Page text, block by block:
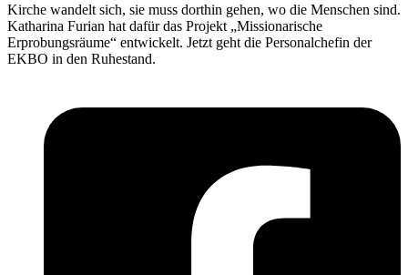
Kirche wandelt sich, sie muss dorthin gehen, wo die Menschen sind.
Katharina Furian hat dafür das Projekt „Missionarische
Erprobungsräume“ entwickelt. Jetzt geht die Personalchefin der
EKBO in den Ruhestand.